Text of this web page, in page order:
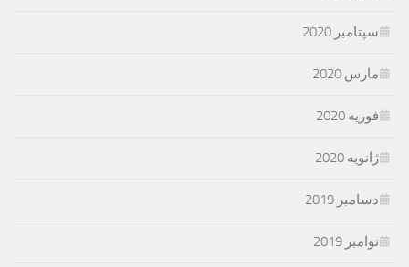
سپتامبر 2020
مارس 2020
فوریه 2020
ژانویه 2020
دسامبر 2019
نوامبر 2019